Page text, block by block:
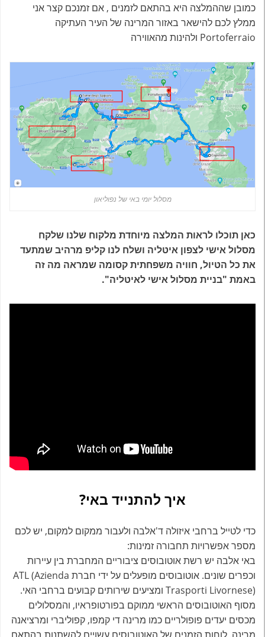
כמובן שההמלצה היא בהתאם לזמנים , אם זמנכם קצר אני
ממלץ לכם להישאר באזור המרינה של העיר העתיקה
Portoferraio ולהינות מהאווירה
מסלול יומי באי של נפוליאון
כאן תוכלו לראות המלצה מיוחדת מלקוח שלנו שלקח
מסלול אישי לצפון איטליה ושלח לנו קליפ מרהיב שמתעד
את כל הטיול, חוויה משפחתית קסומה שמראה מה זה
באמת "בניית מסלול אישי לאיטליה".
איך להתנייד באי?
כדי לטייל ברחבי איזולה ד'אלבה ולעבור ממקום למקום, יש לכם
מספר אפשרויות תחבורה זמינות:
באי אלבה יש רשת אוטובוסים ציבוריים המחברת בין עיירות
וכפרים שונים. אוטובוסים מופעלים על ידי חברת ATL (Azienda
Trasporti Livornese) ומציעים שירותים קבועים ברחבי האי.
מסוף האוטובוסים הראשי ממוקם בפורטופראיו, והמסלולים
מכסים יעדים פופולריים כמו מרינה די קמפו, קפוליברי ומרציאנה
מרינה. לוחות הזמנים של האוטובוסים עשויים להשתנות בהתאם